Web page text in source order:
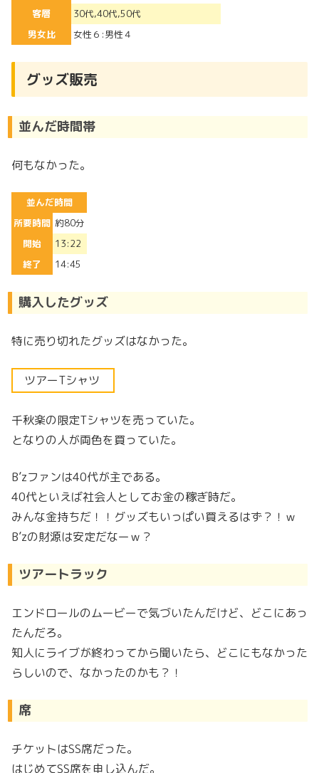
客層
30代,40代,50代
男女比
女性６:男性４
グッズ販売
並んだ時間帯
何もなかった。
並んだ時間
所要時間 約80分
開始
13:22
終了
14:45
購入したグッズ
特に売り切れたグッズはなかった。
ツアーTシャツ
千秋楽の限定Tシャツを売っていた。
となりの人が両色を買っていた。
B’zファンは40代が主である。
40代といえば社会人としてお金の稼ぎ時だ。
みんな金持ちだ！！グッズもいっぱい買えるはず？！ｗ
B’zの財源は安定だなーｗ？
ツアートラック
エンドロールのムービーで気づいたんだけど、どこにあっ
たんだろ。
知人にライブが終わってから聞いたら、どこにもなかった
らしいので、なかったのかも？！
席
チケットはSS席だった。
はじめてSS席を申し込んだ。